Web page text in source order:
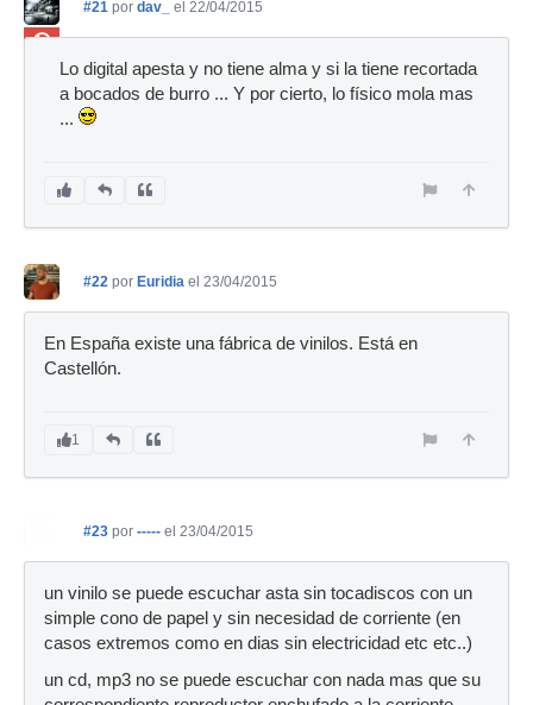
#21 por dav_ el 22/04/2015
Lo digital apesta y no tiene alma y si la tiene recortada
a bocados de burro ... Y por cierto, lo físico mola mas
...
#22 por Euridia el 23/04/2015
En España existe una fábrica de vinilos. Está en
Castellón.
1
#23 por ----- el 23/04/2015
un vinilo se puede escuchar asta sin tocadiscos con un
simple cono de papel y sin necesidad de corriente (en
casos extremos como en dias sin electricidad etc etc..)
un cd, mp3 no se puede escuchar con nada mas que su